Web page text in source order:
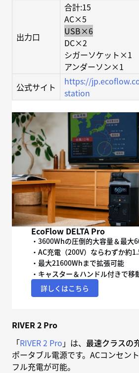
出力口
合計:15
AC×5
USB×6
DC×2
シガーソケット×1
アンダーソン×1
公式サイト
https://
station
EcoFlow DELTA Pro
・3600Whの圧倒的大容量＆最大
・AC充電（200V）ならわずか約
・最大21600Whまで拡張可能
・キャスター＆ハンドル付きで移
詳しくはこちら
RIVER 2 Pro
「RIVER 2 Pro 」は、 最速クラスの
ポータブル電源です。ACコンセン
フル充電が可能。